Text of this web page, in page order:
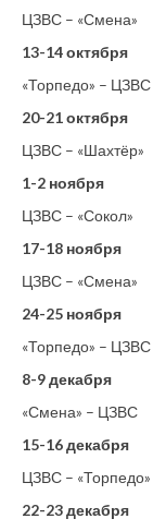
ЦЗВС – «Смена»
13-14 октября
«Торпедо» – ЦЗВС
20-21 октября
ЦЗВС – «Шахтёр»
1-2 ноября
ЦЗВС – «Сокол»
17-18 ноября
ЦЗВС – «Смена»
24-25 ноября
«Торпедо» – ЦЗВС
8-9 декабря
«Смена» – ЦЗВС
15-16 декабря
ЦЗВС – «Торпедо»
22-23 декабря